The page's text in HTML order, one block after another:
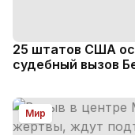
25 штатов США
судебный вызов
Мир